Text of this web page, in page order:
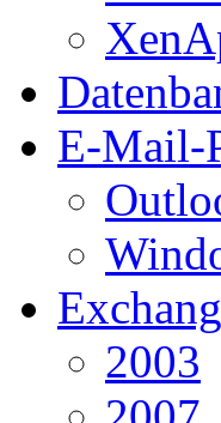
E-Mail-
2003